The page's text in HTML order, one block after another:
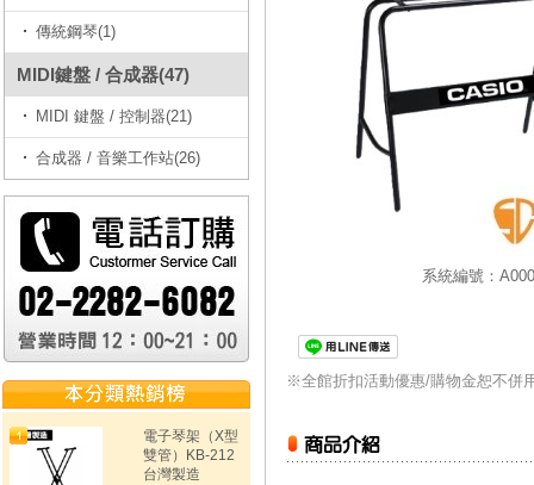
傳統鋼琴(1)
MIDI鍵盤 / 合成器(47)
MIDI 鍵盤 / 控制器(21)
合成器 / 音樂工作站(26)
電子琴架（X型
雙管）KB-212
台灣製造
系統編號：
※全館折扣活動優惠/購物金恕不併